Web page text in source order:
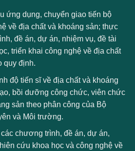
ứng dụng, chuyển giao tiến bộ
về địa chất và khoáng sản; thực
đề án, dự án, nhiệm vụ, đề tài
triển khai công nghệ về địa chất
quy định.
độ tiến sĩ về địa chất và khoáng
bồi dưỡng công chức, viên chức
sản theo phân công của Bộ
và Môi trường.
chương trình, đề án, dự án,
cứu khoa học và công nghệ về